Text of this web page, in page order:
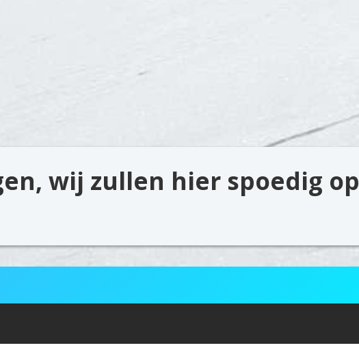
wij zullen hier spoedig op